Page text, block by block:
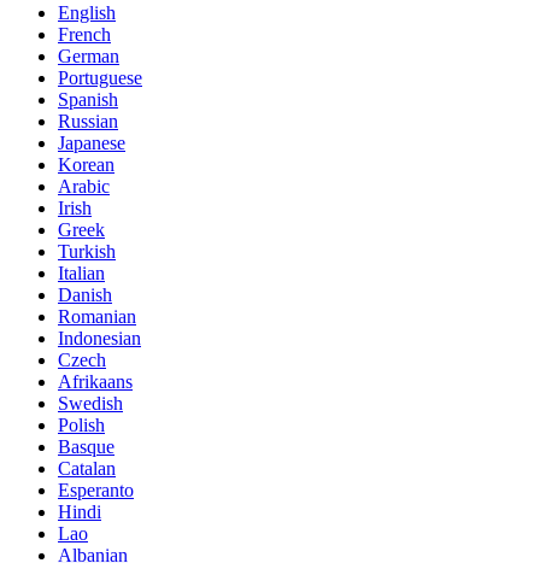
English
French
German
Portuguese
Spanish
Russian
Japanese
Korean
Arabic
Irish
Greek
Turkish
Italian
Danish
Romanian
Indonesian
Czech
Afrikaans
Swedish
Polish
Basque
Catalan
Esperanto
Hindi
Lao
Albanian